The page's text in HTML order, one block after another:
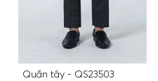
Quần tây - QS23503